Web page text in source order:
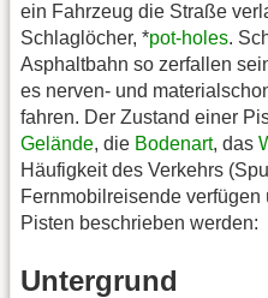
ein Fahrzeug die Straße
Schlaglöcher, *pot-holes.
Asphaltbahn so zerfallen
es nerven- und
fahren. Der Zustand einer
Gelände, die Bodenart, das
Häufigkeit des Verkehrs
Fernmobilreisende
Pisten beschrieben werden:
Untergrund